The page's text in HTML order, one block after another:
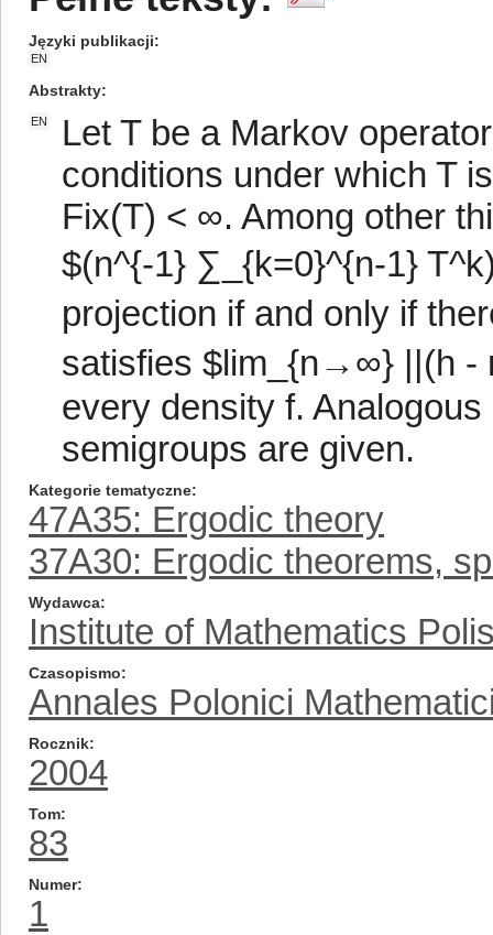
Języki publikacji
EN
Abstrakty
EN
Let T be a Markov
conditions under which T
Fix(T) < ∞. Among other
$(n^{-1} ∑_{k=0}^{n-1}
projection if and only if
satisfies $lim_{n→∞} ||(h -
every density f.
semigroups are given.
Kategorie tematyczne
47A35: Ergodic theory
37A30: Ergodic theorems,
Wydawca
Institute of Mathematics
Czasopismo
Annales Polonici
Rocznik
2004
Tom
83
Numer
1